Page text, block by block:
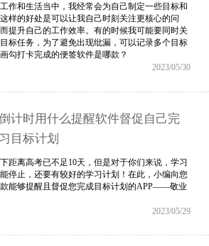
作和生活当中，我经常会为自己制定一些目标和
样的好处是可以让我自己时刻关注更核心的问
提升自己的工作效率。有的时候我可能要同时关
标任务，为了避免出现纰漏，可以记录多个目标
勾打卡完成的便签软件是哪款？
2023/05/30
计时用什么提醒软件督促自己完
目标计划
距离高考已不足10天，但是对于你们来说，学习
停止，还要有较好的学习计划！在此，小编向您
能够提醒且督促您完成目标计划的APP——敬业
2023/05/29